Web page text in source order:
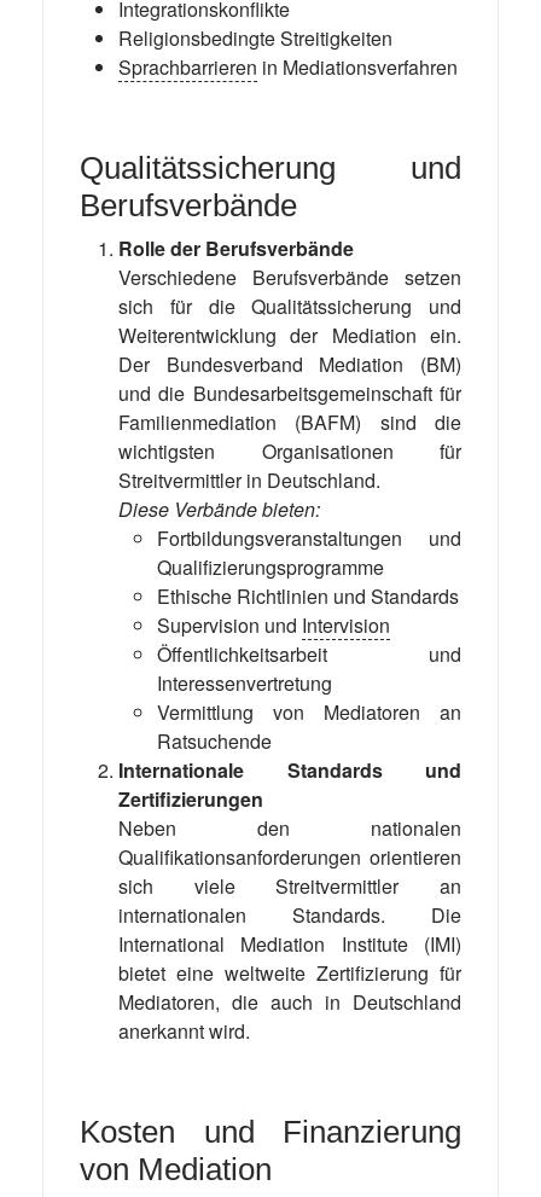
Integrationskonflikte
Religionsbedingte Streitigkeiten
Sprachbarrieren in Mediationsverfahren
Qualitätssicherung und
Berufsverbände
Rolle der Berufsverbände
Verschiedene Berufsverbände setzen
sich für die Qualitätssicherung und
Weiterentwicklung der Mediation ein.
Der Bundesverband Mediation (BM)
und die Bundesarbeitsgemeinschaft für
Familienmediation (BAFM) sind die
wichtigsten Organisationen für
Streitvermittler in Deutschland.
Diese Verbände bieten:
Fortbildungsveranstaltungen und
Qualifizierungsprogramme
Ethische Richtlinien und Standards
Supervision und Intervision
Öffentlichkeitsarbeit und
Interessenvertretung
Vermittlung von Mediatoren an
Ratsuchende
Internationale Standards und
Zertifizierungen
Neben den nationalen
Qualifikationsanforderungen orientieren
sich viele Streitvermittler an
internationalen Standards. Die
International Mediation Institute (IMI)
bietet eine weltweite Zertifizierung für
Mediatoren, die auch in Deutschland
anerkannt wird.
Kosten und Finanzierung
von Mediation